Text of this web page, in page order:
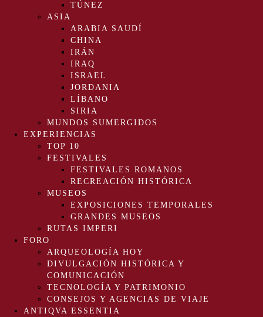
TÚNEZ
ASIA
ARABIA SAUDÍ
CHINA
IRÁN
IRAQ
ISRAEL
JORDANIA
LÍBANO
SIRIA
MUNDOS SUMERGIDOS
EXPERIENCIAS
TOP 10
FESTIVALES
FESTIVALES ROMANOS
RECREACIÓN HISTÓRICA
MUSEOS
EXPOSICIONES TEMPORALES
GRANDES MUSEOS
RUTAS IMPERI
FORO
ARQUEOLOGÍA HOY
DIVULGACIÓN HISTÓRICA Y
COMUNICACIÓN
TECNOLOGÍA Y PATRIMONIO
CONSEJOS Y AGENCIAS DE VIAJE
ANTIQVA ESSENTIA